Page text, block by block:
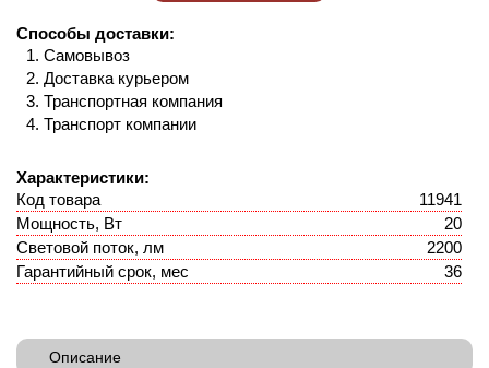
Способы доставки:
Самовывоз
Доставка курьером
Транспортная компания
Транспорт компании
Характеристики:
Код товара
11941
Мощность, Вт
20
Световой поток, лм
2200
Гарантийный срок, мес
36
Описание